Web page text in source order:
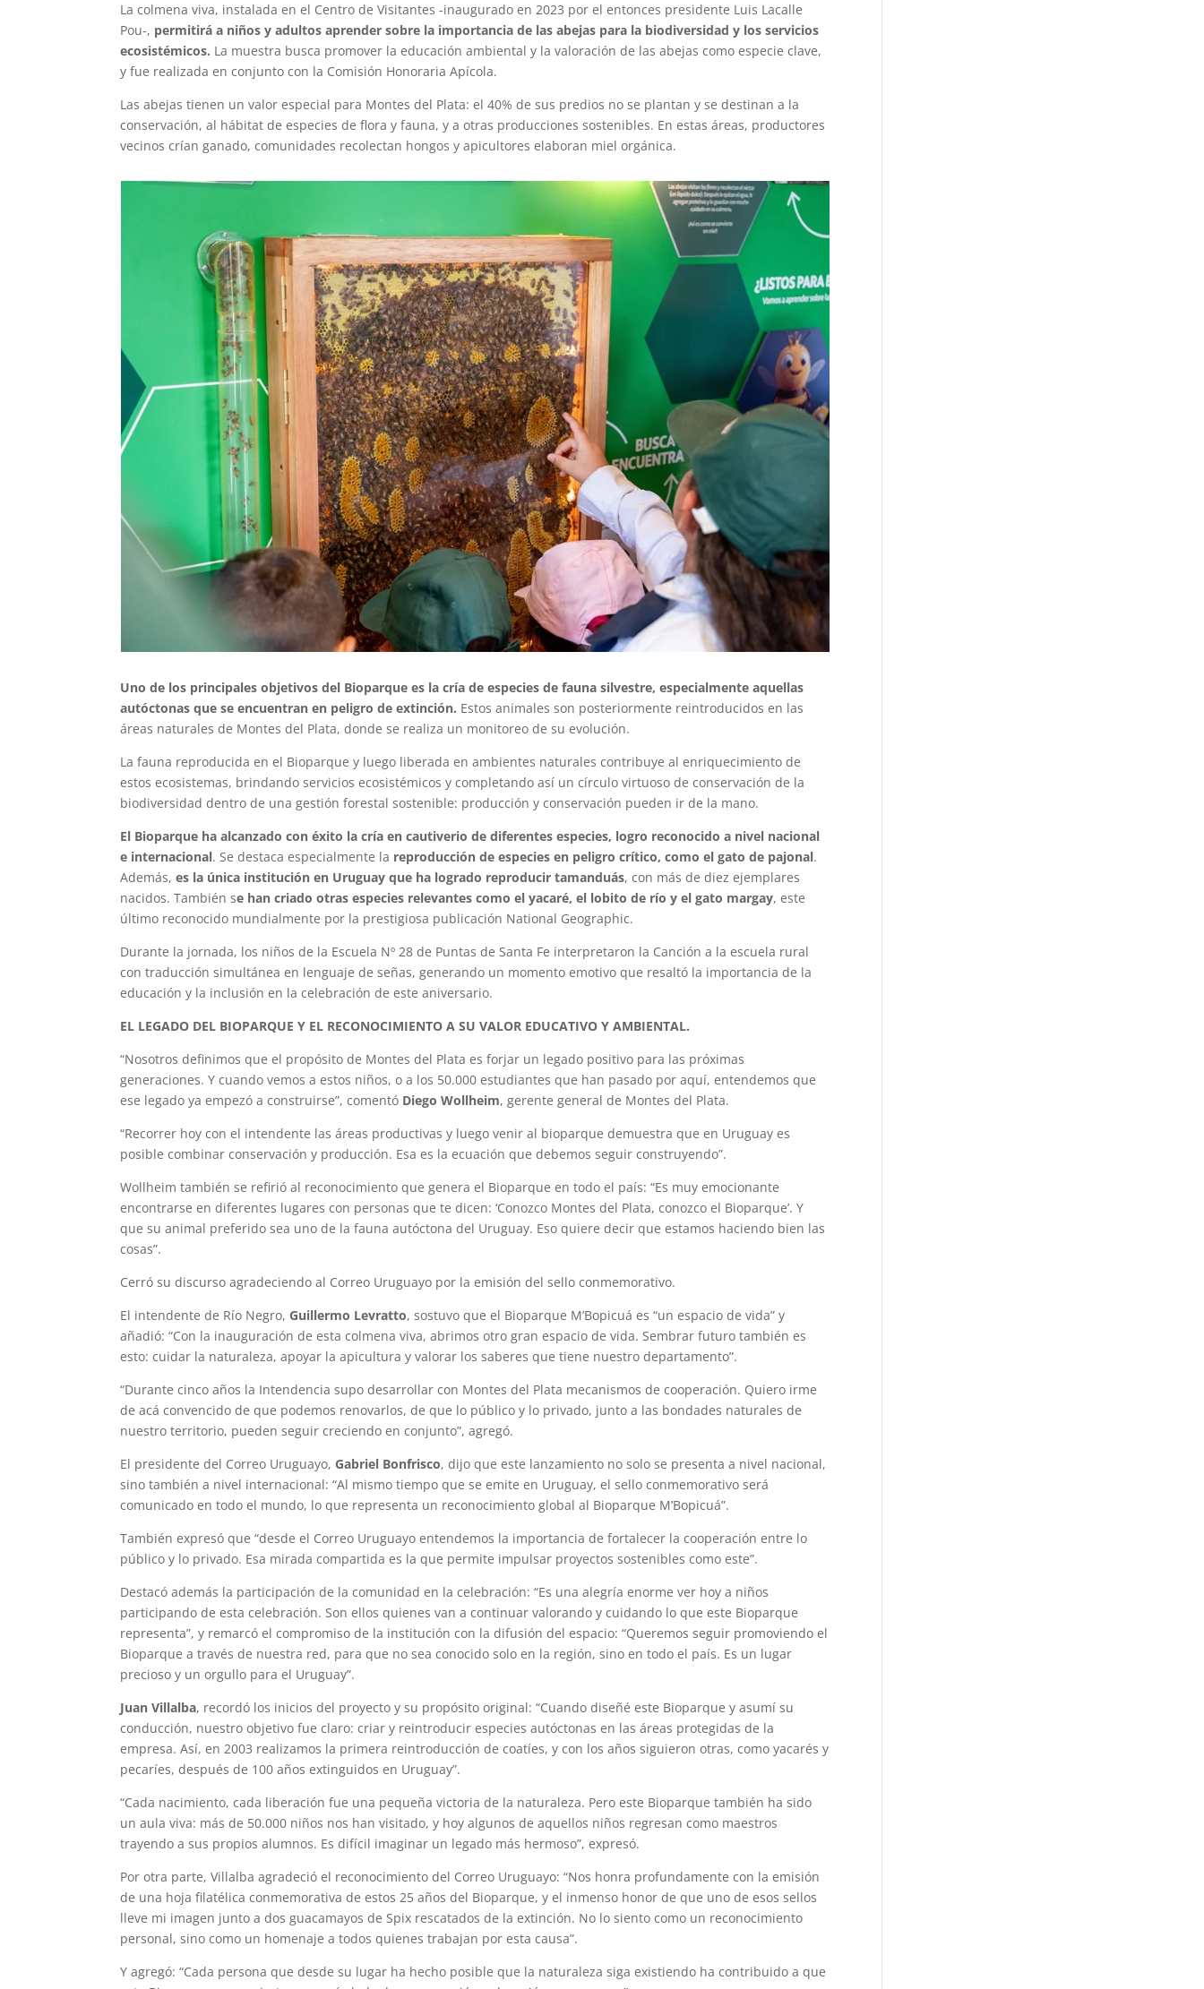
La colmena viva, instalada en el Centro de Visitantes -inaugurado en 2023 por el entonces presidente Luis Lacalle
Pou-, permitirá a niños y adultos aprender sobre la importancia de las abejas para la biodiversidad y los servicios
ecosistémicos. La muestra busca promover la educación ambiental y la valoración de las abejas como especie clave,
y fue realizada en conjunto con la Comisión Honoraria Apícola.
Las abejas tienen un valor especial para Montes del Plata: el 40% de sus predios no se plantan y se destinan a la
conservación, al hábitat de especies de flora y fauna, y a otras producciones sostenibles. En estas áreas, productores
vecinos crían ganado, comunidades recolectan hongos y apicultores elaboran miel orgánica.
Uno de los principales objetivos del Bioparque es la cría de especies de fauna silvestre, especialmente aquellas
autóctonas que se encuentran en peligro de extinción. Estos animales son posteriormente reintroducidos en las
áreas naturales de Montes del Plata, donde se realiza un monitoreo de su evolución.
La fauna reproducida en el Bioparque y luego liberada en ambientes naturales contribuye al enriquecimiento de
estos ecosistemas, brindando servicios ecosistémicos y completando así un círculo virtuoso de conservación de la
biodiversidad dentro de una gestión forestal sostenible: producción y conservación pueden ir de la mano.
El Bioparque ha alcanzado con éxito la cría en cautiverio de diferentes especies, logro reconocido a nivel nacional
e internacional. Se destaca especialmente la reproducción de especies en peligro crítico, como el gato de pajonal.
Además,es la única institución en Uruguay que ha logrado reproducir tamanduás, con más de diez ejemplares
nacidos. También se han criado otras especies relevantes como el yacaré, el lobito de río y el gato margay, este
último reconocido mundialmente por la prestigiosa publicación National Geographic.
Durante la jornada, los niños de la Escuela Nº 28 de Puntas de Santa Fe interpretaron la Canción a la escuela rural
con traducción simultánea en lenguaje de señas, generando un momento emotivo que resaltó la importancia de la
educación y la inclusión en la celebración de este aniversario.
EL LEGADO DEL BIOPARQUE Y EL RECONOCIMIENTO A SU VALOR EDUCATIVO Y AMBIENTAL.
“Nosotros definimos que el propósito de Montes del Plata es forjar un legado positivo para las próximas
generaciones. Y cuando vemos a estos niños, o a los 50.000 estudiantes que han pasado por aquí, entendemos que
ese legado ya empezó a construirse”, comentó Diego Wollheim, gerente general de Montes del Plata.
“Recorrer hoy con el intendente las áreas productivas y luego venir al bioparque demuestra que en Uruguay es
posible combinar conservación y producción. Esa es la ecuación que debemos seguir construyendo”.
Wollheim también se refirió al reconocimiento que genera el Bioparque en todo el país: “Es muy emocionante
encontrarse en diferentes lugares con personas que te dicen: ‘Conozco Montes del Plata, conozco el Bioparque’. Y
que su animal preferido sea uno de la fauna autóctona del Uruguay. Eso quiere decir que estamos haciendo bien las
cosas”.
Cerró su discurso agradeciendo al Correo Uruguayo por la emisión del sello conmemorativo.
El intendente de Río Negro, Guillermo Levratto, sostuvo que el Bioparque M’Bopicuá es “un espacio de vida” y
añadió: “Con la inauguración de esta colmena viva, abrimos otro gran espacio de vida. Sembrar futuro también es
esto: cuidar la naturaleza, apoyar la apicultura y valorar los saberes que tiene nuestro departamento”.
“Durante cinco años la Intendencia supo desarrollar con Montes del Plata mecanismos de cooperación. Quiero irme
de acá convencido de que podemos renovarlos, de que lo público y lo privado, junto a las bondades naturales de
nuestro territorio, pueden seguir creciendo en conjunto”, agregó.
El presidente del Correo Uruguayo, Gabriel Bonfrisco, dijo que este lanzamiento no solo se presenta a nivel nacional,
sino también a nivel internacional: “Al mismo tiempo que se emite en Uruguay, el sello conmemorativo será
comunicado en todo el mundo, lo que representa un reconocimiento global al Bioparque M’Bopicuá”.
También expresó que “desde el Correo Uruguayo entendemos la importancia de fortalecer la cooperación entre lo
público y lo privado. Esa mirada compartida es la que permite impulsar proyectos sostenibles como este”.
Destacó además la participación de la comunidad en la celebración: “Es una alegría enorme ver hoy a niños
participando de esta celebración. Son ellos quienes van a continuar valorando y cuidando lo que este Bioparque
representa”, y remarcó el compromiso de la institución con la difusión del espacio: “Queremos seguir promoviendo el
Bioparque a través de nuestra red, para que no sea conocido solo en la región, sino en todo el país. Es un lugar
precioso y un orgullo para el Uruguay”.
Juan Villalba, recordó los inicios del proyecto y su propósito original: “Cuando diseñé este Bioparque y asumí su
conducción, nuestro objetivo fue claro: criar y reintroducir especies autóctonas en las áreas protegidas de la
empresa. Así, en 2003 realizamos la primera reintroducción de coatíes, y con los años siguieron otras, como yacarés y
pecaríes, después de 100 años extinguidos en Uruguay”.
“Cada nacimiento, cada liberación fue una pequeña victoria de la naturaleza. Pero este Bioparque también ha sido
un aula viva: más de 50.000 niños nos han visitado, y hoy algunos de aquellos niños regresan como maestros
trayendo a sus propios alumnos. Es difícil imaginar un legado más hermoso”, expresó.
Por otra parte, Villalba agradeció el reconocimiento del Correo Uruguayo: “Nos honra profundamente con la emisión
de una hoja filatélica conmemorativa de estos 25 años del Bioparque, y el inmenso honor de que uno de esos sellos
lleve mi imagen junto a dos guacamayos de Spix rescatados de la extinción. No lo siento como un reconocimiento
personal, sino como un homenaje a todos quienes trabajan por esta causa”.
Y agregó: “Cada persona que desde su lugar ha hecho posible que la naturaleza siga existiendo ha contribuido a que